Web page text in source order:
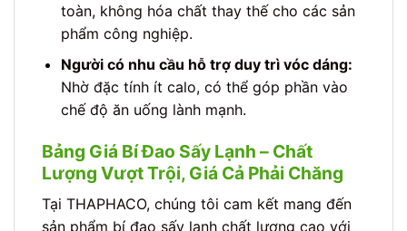
toàn, không hóa chất thay thế cho các sản
phẩm công nghiệp.
Người có nhu cầu hỗ trợ duy trì vóc dáng:
Nhờ đặc tính ít calo, có thể góp phần vào
chế độ ăn uống lành mạnh.
Bảng Giá Bí Đao Sấy Lạnh – Chất
Lượng Vượt Trội, Giá Cả Phải Chăng
Tại THAPHACO, chúng tôi cam kết mang đến
sản phẩm bí đao sấy lạnh chất lượng cao với